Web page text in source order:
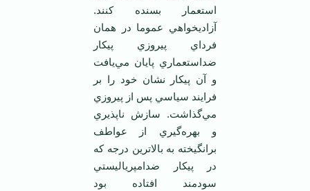
استعمار بسنده کنند.
آزاديخواهي عموما در همان
فرداي پيروزي پيکار
ضداستعماري پايان مي‌يافت
و آن پيکار نشان خود را بر
فرايند سياسي پس از پيروزي
مي‌گذاشت. سازش ناپذيري
و بهره‌گيري از عواطف
برانگيخته به بالاترين درجه که
در پيکار ضدامپرياليستي
سودمند افتاده بود